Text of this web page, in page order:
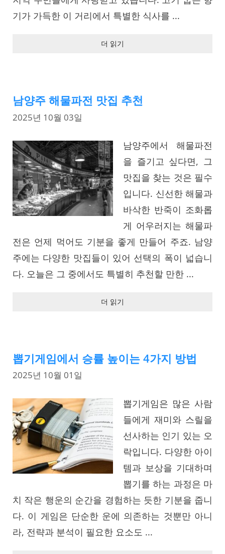
기가 가득한 이 거리에서 특별한 식사를 ...
더 읽기
남양주 해물파전 맛집 추천
2025년 10월 03일
남양주에서 해물파전
을 즐기고 싶다면, 그
맛집을 찾는 것은 필수
입니다. 신선한 해물과
바삭한 반죽이 조화롭
게 어우러지는 해물파
전은 언제 먹어도 기분을 좋게 만들어 주죠. 남양
주에는 다양한 맛집들이 있어 선택의 폭이 넓습니
다. 오늘은 그 중에서도 특별히 추천할 만한 ...
더 읽기
뽑기게임에서 승률 높이는 4가지 방법
2025년 10월 01일
뽑기게임은 많은 사람
들에게 재미와 스릴을
선사하는 인기 있는 오
락입니다. 다양한 아이
템과 보상을 기대하며
뽑기를 하는 과정은 마
치 작은 행운의 순간을 경험하는 듯한 기분을 줍니
다. 이 게임은 단순한 운에 의존하는 것뿐만 아니
라, 전략과 분석이 필요한 요소도 ...